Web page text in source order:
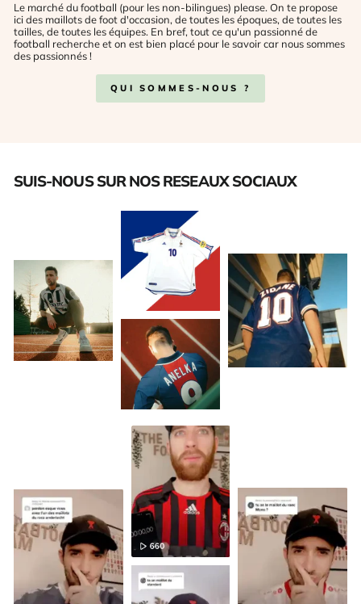
Le marché du football (pour les non-bilingues) please. On te propose
ici des maillots de foot d'occasion, de toutes les époques, de toutes les
tailles, de toutes les équipes. En bref, tout ce qu'un passionné de
football recherche et on est bien placé pour le savoir car nous sommes
des passionnés !
QUI SOMMES-NOUS ?
SUIS-NOUS SUR NOS RESEAUX SOCIAUX